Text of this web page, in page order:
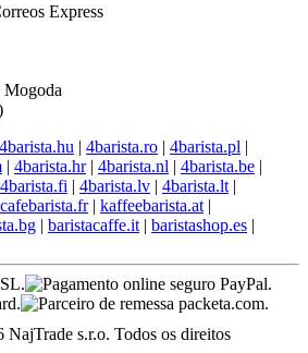
Express
Mogoda
4barista.hu | 4barista.ro | 4barista.pl |
| 4barista.hr| 4barista.nl | 4barista.be |
4barista.fi | 4barista.lv | 4barista.lt |
cafebarista.fr| kaffeebarista.at |
| baristacaffe.it | baristashop.es |
s.r.o. Todos os direitos